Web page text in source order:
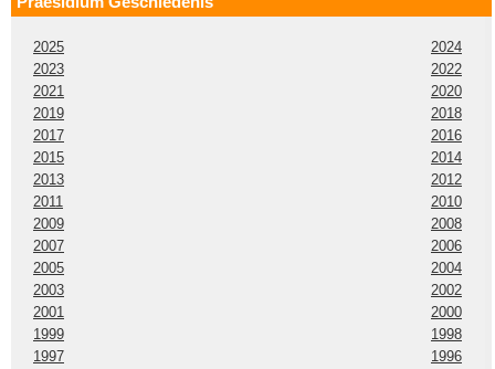
2025
2024
2023
2022
2021
2020
2019
2018
2017
2016
2015
2014
2013
2012
2011
2010
2009
2008
2007
2006
2005
2004
2003
2002
2001
2000
1999
1998
1997
1996